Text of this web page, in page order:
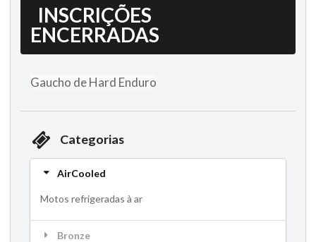
INSCRIÇÕES
ENCERRADAS
Gaucho de Hard Enduro
Categorias
AirCooled
Motos refrigeradas à ar
Bronze